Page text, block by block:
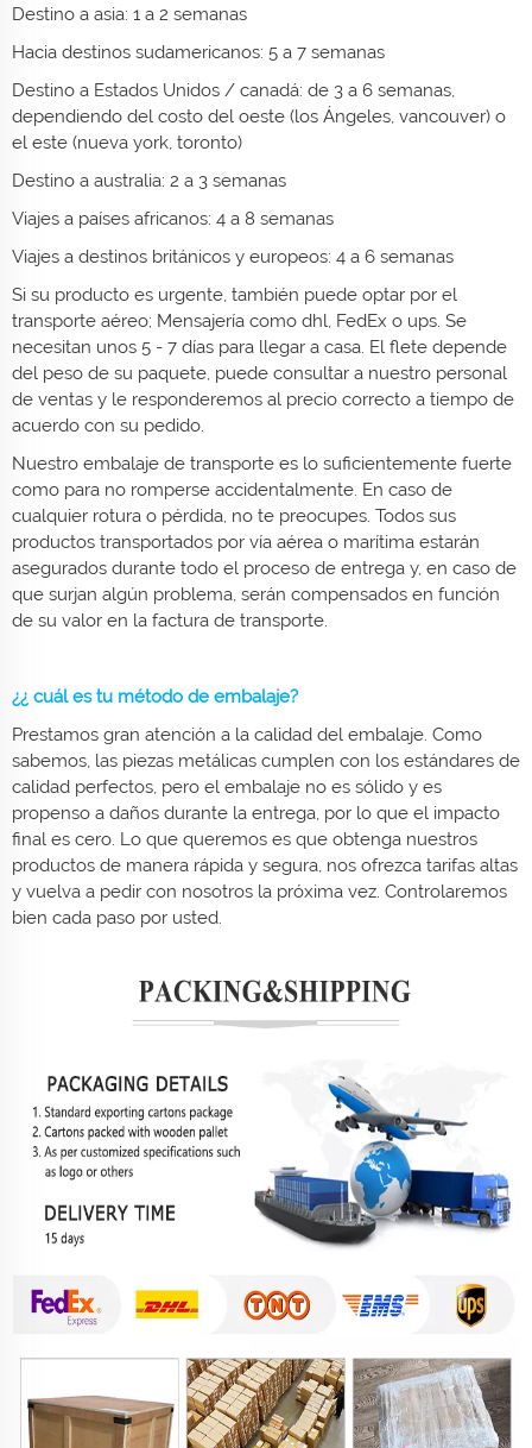
Destino a asia: 1 a 2 semanas
Hacia destinos sudamericanos: 5 a 7 semanas
Destino a Estados Unidos / canadá: de 3 a 6 semanas,
dependiendo del costo del oeste (los Ángeles, vancouver) o
el este (nueva york, toronto)
Destino a australia: 2 a 3 semanas
Viajes a países africanos: 4 a 8 semanas
Viajes a destinos británicos y europeos: 4 a 6 semanas
Si su producto es urgente, también puede optar por el
transporte aéreo; Mensajería como dhl, FedEx o ups. Se
necesitan unos 5 - 7 días para llegar a casa. El flete depende
del peso de su paquete, puede consultar a nuestro personal
de ventas y le responderemos al precio correcto a tiempo de
acuerdo con su pedido.
Nuestro embalaje de transporte es lo suficientemente fuerte
como para no romperse accidentalmente. En caso de
cualquier rotura o pérdida, no te preocupes. Todos sus
productos transportados por vía aérea o marítima estarán
asegurados durante todo el proceso de entrega y, en caso de
que surjan algún problema, serán compensados en función
de su valor en la factura de transporte.
¿¿ cuál es tu método de embalaje?
Prestamos gran atención a la calidad del embalaje. Como
sabemos, las piezas metálicas cumplen con los estándares de
calidad perfectos, pero el embalaje no es sólido y es
propenso a daños durante la entrega, por lo que el impacto
final es cero. Lo que queremos es que obtenga nuestros
productos de manera rápida y segura, nos ofrezca tarifas altas
y vuelva a pedir con nosotros la próxima vez. Controlaremos
bien cada paso por usted.